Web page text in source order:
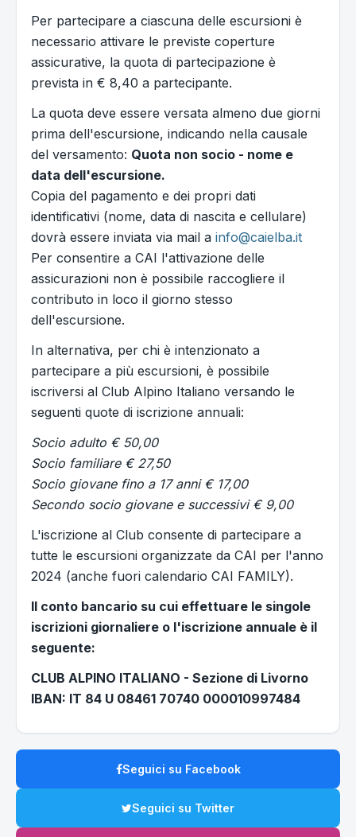
Per partecipare a ciascuna delle escursioni è
necessario attivare le previste coperture
assicurative, la quota di partecipazione è
prevista in € 8,40 a partecipante.
La quota deve essere versata almeno due giorni
prima dell'escursione, indicando nella causale
del versamento: Quota non socio - nome e
data dell'escursione.
Copia del pagamento e dei propri dati
identificativi (nome, data di nascita e cellulare)
dovrà essere inviata via mail a info@caielba.it
Per consentire a CAI l'attivazione delle
assicurazioni non è possibile raccogliere il
contributo in loco il giorno stesso
dell'escursione.
In alternativa, per chi è intenzionato a
partecipare a più escursioni, è possibile
iscriversi al Club Alpino Italiano versando le
seguenti quote di iscrizione annuali:
Socio adulto € 50,00
Socio familiare € 27,50
Socio giovane fino a 17 anni € 17,00
Secondo socio giovane e successivi € 9,00
L'iscrizione al Club consente di partecipare a
tutte le escursioni organizzate da CAI per l'anno
2024 (anche fuori calendario CAI FAMILY).
Il conto bancario su cui effettuare le singole
iscrizioni giornaliere o l'iscrizione annuale è il
seguente:
CLUB ALPINO ITALIANO - Sezione di Livorno
IBAN: IT 84 U 08461 70740 000010997484
Seguici su Facebook
Seguici su Twitter